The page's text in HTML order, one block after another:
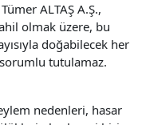
ALTAŞ A.Ş.,
olmak üzere, bu
doğabilecek her
tutulamaz.
nedenleri, hasar